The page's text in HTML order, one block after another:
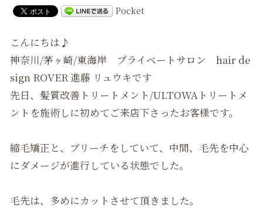
Pocket
こんにちは♪
神奈川/茅ヶ崎/東海岸 プライベートサロン hair de
sign ROVER 進藤 リュウキです
先日、髪質改善トリートメント/ULTOWAトリートメ
ントを施術しに初めてご来店下さったお客様です。
縮毛矯正と、ブリーチをしていて、中間、毛先を中心
にダメージが進行している状態でした。
毛先は、多めにカットさせて頂きました。